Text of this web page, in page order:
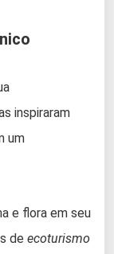
inspiraram
um
e flora em seu
de ecoturismo